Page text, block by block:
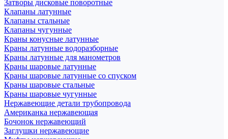
Затворы дисковые поворотные
Клапаны латунные
Клапаны стальные
Клапаны чугунные
Краны конусные латунные
Краны латунные водоразборные
Краны латунные для манометров
Краны шаровые латунные
Краны шаровые латунные со спуском
Краны шаровые стальные
Краны шаровые чугунные
Нержавеющие детали трубопровода
Американка нержавеющая
Бочонок нержавеющий
Заглушки нержавеющие